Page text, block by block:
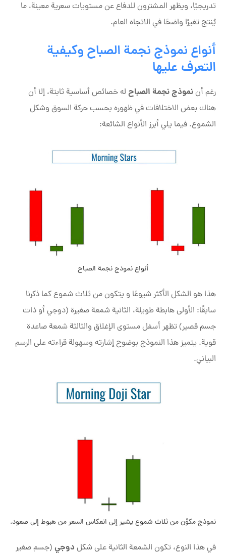
تدريجيًا، ويظهر المشترون للدفاع عن مستويات سعرية معينة، ما
يُنتج تغيرًا واضحًا في الاتجاه العام.
أنواع نموذج نجمة الصباح وكيفية
التعرف عليها
رغم أننموذج نجمة الصباح له خصائص أساسية ثابتة، إلا أن
هناك بعض الاختلافات في ظهوره بحسب حركة السوق وشكل
الشموع. فيما يلي أبرز الأنواع الشائعة:
أنواع نموذج نجمة الصباح
هذا هو الشكل الأكثر شيوعًا و يتكون من ثلاث شموع كما ذكرنا
سابقًا: الأولى هابطة طويلة، الثانية شمعة صغيرة (دوجي أو ذات
جسم قصير) تظهر أسفل مستوى الإغلاق والثالثة شمعة صاعدة
قوية. يتميز هذا النموذج بوضوح إشارته وسهولة قراءته على الرسم
البياني.
نموذج مكوَّن من ثلاث شموع يشير إلى انعكاس السعر من هبوط إلى صعود.
في هذا النوع، تكون الشمعة الثانية على شكل دوجي (جسم صغير